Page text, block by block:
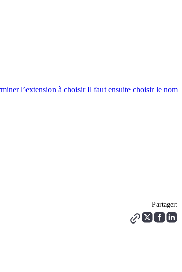
l’extension à choisir Il faut ensuite choisir le nom
Partager: